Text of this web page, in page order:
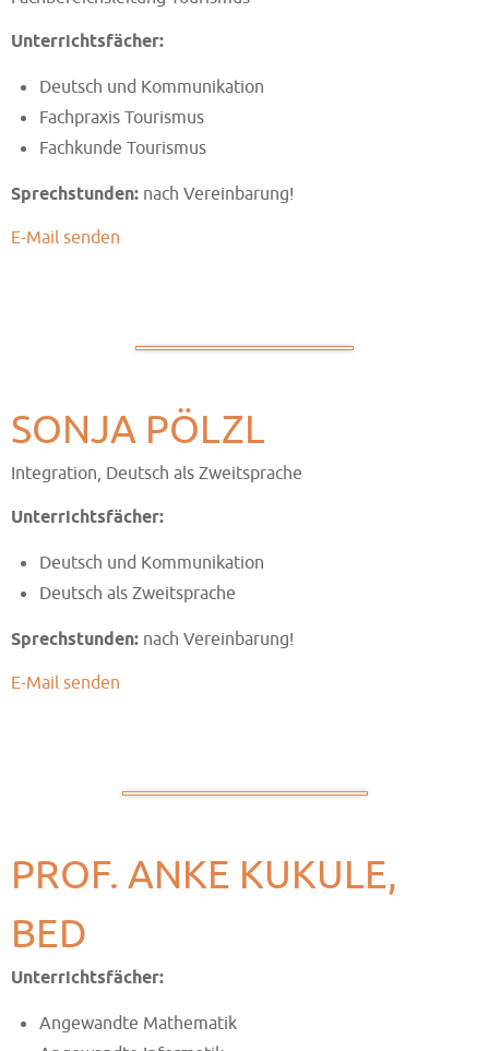
Unterrichtsfächer:
Deutsch und Kommunikation
Fachpraxis Tourismus
Fachkunde Tourismus
Sprechstunden: nach Vereinbarung!
E-Mail senden
SONJA PÖLZL
Integration, Deutsch als Zweitsprache
Unterrichtsfächer:
Deutsch und Kommunikation
Deutsch als Zweitsprache
Sprechstunden: nach Vereinbarung!
E-Mail senden
PROF. ANKE KUKULE,
BED
Unterrichtsfächer:
Angewandte Mathematik